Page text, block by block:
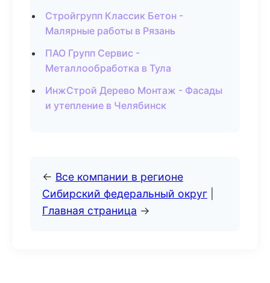
Стройгрупп Классик Бетон -
Малярные работы в Рязань
ПАО Групп Сервис -
Металлообработка в Тула
ИнжСтрой Дерево Монтаж - Фасады
и утепление в Челябинск
← Все компании в регионе
Сибирский федеральный округ
Главная страница →